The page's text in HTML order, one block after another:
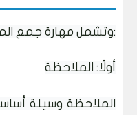
وتشمل مهارة جمع المعلومات ما يلي:
أولًا: الملاحظة
الملاحظة وسيلة